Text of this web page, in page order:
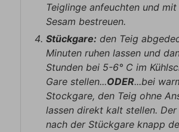
Teiglinge anfeuchten und
Sesam bestreuen.
Stückgare: den Teig
Minuten ruhen lassen und
Stunden bei 5-6° C im
Gare stellen...ODER...bei
Stockgare, den Teig ohne
lassen direkt kalt stellen.
nach der Stückgare knapp